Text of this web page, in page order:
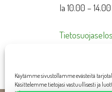
Käytämme sivustollamme evästeitä
Käsittelemme tietojasi vastuullisesti ja
la 10.00 – 14.00